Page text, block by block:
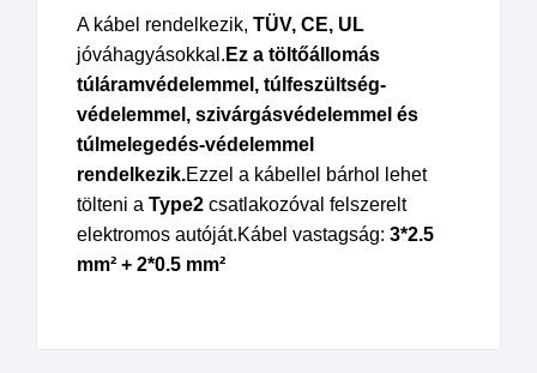
A kábel rendelkezik, TÜV, CE, UL
jóváhagyásokkal. Ez a töltőállomás
túláramvédelemmel, túlfeszültség-
védelemmel, szivárgásvédelemmel és
túlmelegedés-védelemmel
rendelkezik.Ezzel a kábellel bárhol lehet
tölteni a Type2 csatlakozóval felszerelt
elektromos autóját.Kábel vastagság: 3*2.5
mm² + 2*0.5 mm²